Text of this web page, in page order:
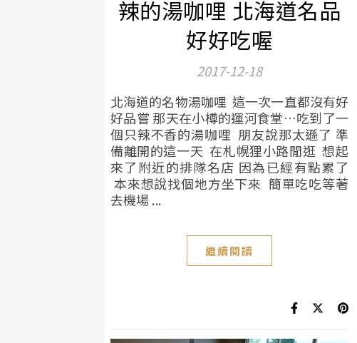
辣的湯咖哩 北海道名品
好好吃喔
2017-12-18
北海道的名物湯咖哩 這一次一直都沒有好
好品嘗 那天在小樽的運河食堂…吃到了一
個只辣不香的湯咖哩 朋友說那太遜了 準
備離開的這一天 在札幌狸小路閒逛 想起
來了附近的排隊名店 因為已經有點累了
本來想說找個地方坐下來 簡單吃吃等著
去機場 ...
繼續閱讀